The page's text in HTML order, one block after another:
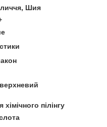
Шия
хімічного пілінгу